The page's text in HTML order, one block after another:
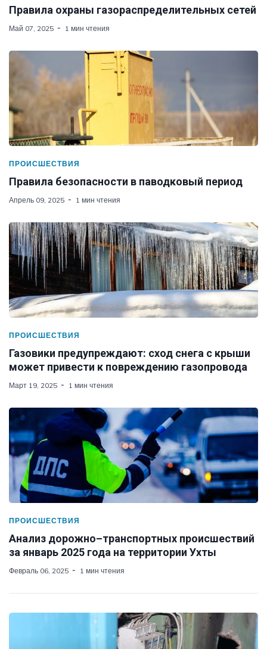
Правила охраны газораспределительных сетей
Май 07, 2025 1 мин чтения
ПРОИСШЕСТВИЯ
Правила безопасности в паводковый период
Апрель 09, 2025 1 мин чтения
ПРОИСШЕСТВИЯ
Газовики предупреждают: сход снега с крыши
может привести к повреждению газопровода
Март 19, 2025 1 мин чтения
ПРОИСШЕСТВИЯ
Анализ дорожно–транспортных происшествий
за январь 2025 года на территории Ухты
Февраль 06, 2025 1 мин чтения